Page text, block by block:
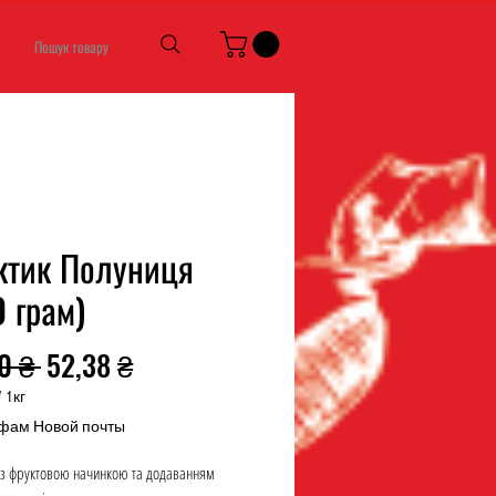
Пошук товару
Полуниця
₴ Звичайна
52,38 ₴За
1кг
Новой почты
фруктовою начинкою та додаванням